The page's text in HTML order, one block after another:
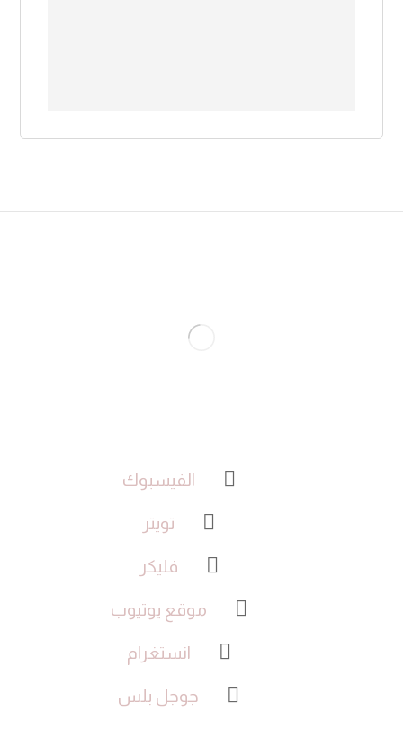
الفيسبوك
تويتر
فليكر
موقع يوتيوب
انستغرام
جوجل بلس